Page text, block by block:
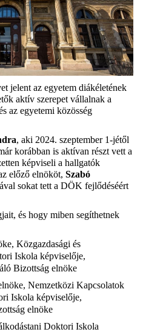
jelent az egyetem diákéletének
aktív szerepet vállalnak a
az egyetemi közösség
, aki 2024. szeptember 1-jétől
korábban is aktívan részt vett a
képviseli a hallgatók
előző elnököt, Szabó
sokat tett a DÖK fejlődéséért
és hogy miben segíthetnek
Közgazdasági és
Iskola képviselője,
Bizottság elnöke
Nemzetközi Kapcsolatok
Iskola képviselője,
elnöke
Doktori Iskola